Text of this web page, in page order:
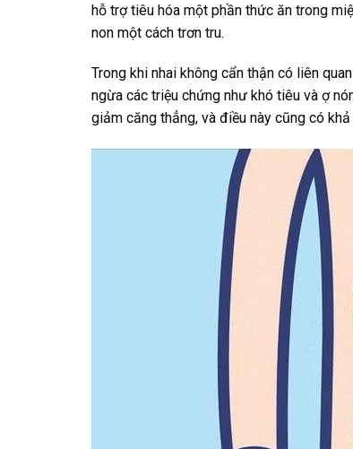
hỗ trợ tiêu hóa một phần thức ăn trong
non một cách trơn tru.
Trong khi nhai không cẩn thận có liên
ngừa các triệu chứng như khó tiêu và ợ
giảm căng thẳng, và điều này cũng có